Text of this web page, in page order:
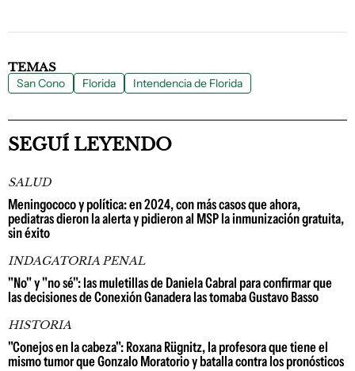
TEMAS
San Cono Florida Intendencia de Florida
SEGUÍ LEYENDO
SALUD
Meningococo y política: en 2024, con más casos que ahora,
pediatras dieron la alerta y pidieron al MSP la inmunización gratuita,
sin éxito
INDAGATORIA PENAL
"No" y "no sé": las muletillas de Daniela Cabral para confirmar que
las decisiones de Conexión Ganadera las tomaba Gustavo Basso
HISTORIA
"Conejos en la cabeza": Roxana Rügnitz, la profesora que tiene el
mismo tumor que Gonzalo Moratorio y batalla contra los pronósticos